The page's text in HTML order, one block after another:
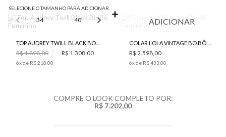
SELECIONE O TAMANHO PARA ADICIONAR
34 40 42 44
R$ 1.898,00 R$ 1.308,00
6x de R$ 218,00
ADICIONAR
R$ 2.598,00
6x de R$ 433,00
COMPRE O LOOK COMPLETO POR:
R$ 7.202,00